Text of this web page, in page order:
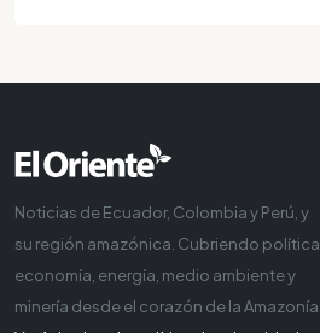
Noticias de Ecuador, Colombia y Perú, y
su región amazónica. Cubriendo política,
economía, energía, medio ambiente y
minería desde el corazón de la Amazonía